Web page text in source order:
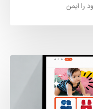
را ایمن